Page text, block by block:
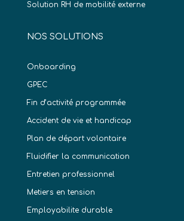
Solution RH de mobilité externe
NOS SOLUTIONS
Onboarding
GPEC
Fin d’activité programmée
Accident de vie et handicap
Plan de départ volontaire
Fluidifier la communication
Entretien professionnel
Metiers en tension
Employabilite durable